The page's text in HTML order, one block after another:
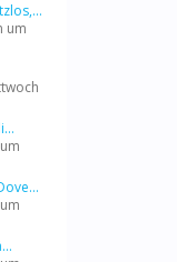
um